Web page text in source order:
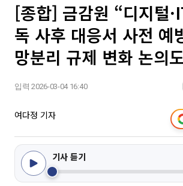
[종합] 금감원 “디지털
독 사후 대응서 사전
망분리 규제 변화 논의
입력 2026-03-04 16:40
여다정 기자
기사 듣기